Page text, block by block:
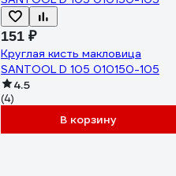
151 ₽
Круглая кисть макловица
SANTOOL D 105 010150-105
4.5
(4)
В корзину